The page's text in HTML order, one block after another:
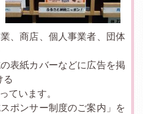
、商店、個人事業者、団体
表紙カバーなどに広告を掲
る
ています。
ポンサー制度のご案内」を